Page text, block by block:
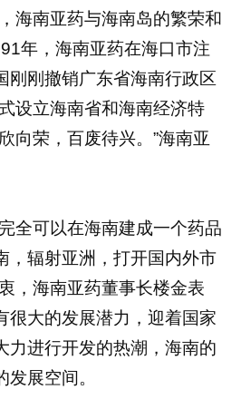
南亚药与海南岛的繁荣和
年，海南亚药在海口市注
刚刚撤销广东省海南行政区
设立海南省和海南经济特
向荣，百废待兴。”海南亚
可以在海南建成一个药品
，辐射亚洲，打开国内外市
，海南亚药董事长楼金表
很大的发展潜力，迎着国家
力进行开发的热潮，海南的
展空间。